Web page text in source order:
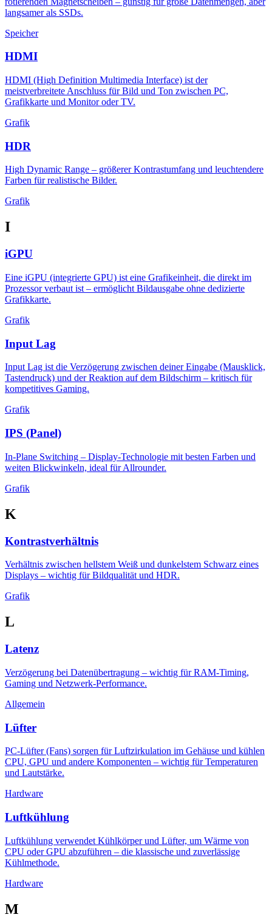
langsamer als SSDs.
Speicher
HDMI
HDMI (High Definition Multimedia Interface) ist der
meistverbreitete Anschluss für Bild und Ton zwischen PC,
Grafikkarte und Monitor oder TV.
Grafik
HDR
High Dynamic Range – größerer Kontrastumfang und leuchtendere
Farben für realistische Bilder.
Grafik
I
iGPU
Eine iGPU (integrierte GPU) ist eine Grafikeinheit, die direkt im
Prozessor verbaut ist – ermöglicht Bildausgabe ohne dedizierte
Grafikkarte.
Grafik
Input Lag
Input Lag ist die Verzögerung zwischen deiner Eingabe (Mausklick,
Tastendruck) und der Reaktion auf dem Bildschirm – kritisch für
kompetitives Gaming.
Grafik
IPS (Panel)
In-Plane Switching – Display-Technologie mit besten Farben und
weiten Blickwinkeln, ideal für Allrounder.
Grafik
K
Kontrastverhältnis
Verhältnis zwischen hellstem Weiß und dunkelstem Schwarz eines
Displays – wichtig für Bildqualität und HDR.
Grafik
L
Latenz
Verzögerung bei Datenübertragung – wichtig für RAM-Timing,
Gaming und Netzwerk-Performance.
Allgemein
Lüfter
PC-Lüfter (Fans) sorgen für Luftzirkulation im Gehäuse und kühlen
CPU, GPU und andere Komponenten – wichtig für Temperaturen
und Lautstärke.
Hardware
Luftkühlung
Luftkühlung verwendet Kühlkörper und Lüfter, um Wärme von
CPU oder GPU abzuführen – die klassische und zuverlässige
Kühlmethode.
Hardware
M